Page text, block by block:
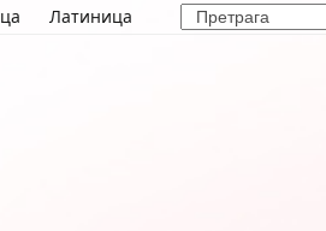
Латиница Search